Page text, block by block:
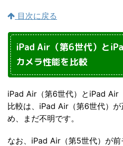
目次に戻る
iPad Air（第6世代）と
カメラ性能を比較
iPad Air（第6世代）とiPad Air
比較は、iPad Air（第6世代）
め、まだ不明です。
なお、iPad Air（第5世代）が